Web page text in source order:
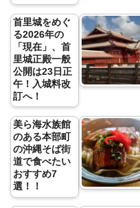
首里城をめぐ
る2026年の
「現在」、首
里城正殿一般
公開は23日正
午！入城料改
訂へ！
美ら海水族館
のある本部町
の沖縄そば街
道で食べたい
おすすめ7
選！！